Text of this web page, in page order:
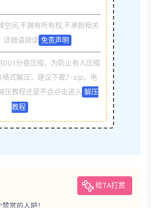
空间,不拥有所有权,不承担相关
详细请阅读 免责声明
001分卷压缩，为防止有人压缩
式解压，建议下载7-zip，电
压教程还是不会点击进入 解压
教程
给TA打赏
赏的人吧！